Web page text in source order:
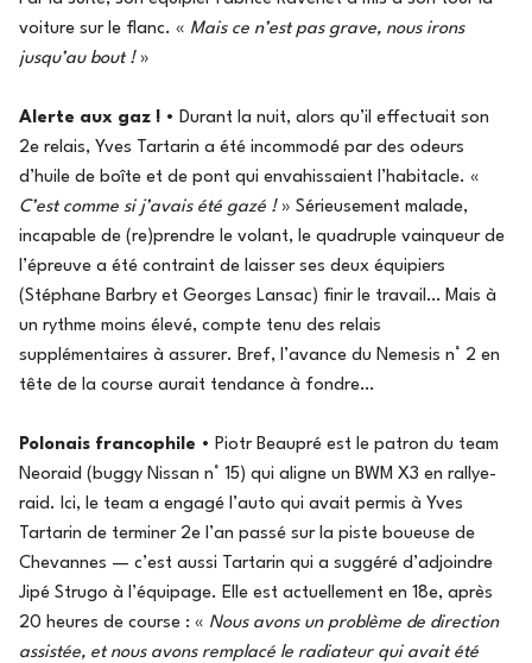
voiture sur le flanc. « Mais ce n’est pas grave, nous irons
jusqu’au bout ! »
Alerte aux gaz ! • Durant la nuit, alors qu’il effectuait son
2e relais, Yves Tartarin a été incommodé par des odeurs
d’huile de boîte et de pont qui envahissaient l’habitacle. «
C’est comme si j’avais été gazé !» Sérieusement malade,
incapable de (re)prendre le volant, le quadruple vainqueur de
l’épreuve a été contraint de laisser ses deux équipiers
(Stéphane Barbry et Georges Lansac) finir le travail… Mais à
un rythme moins élevé, compte tenu des relais
supplémentaires à assurer. Bref, l’avance du Nemesis n° 2 en
tête de la course aurait tendance à fondre…
Polonais francophile • Piotr Beaupré est le patron du team
Neoraid (buggy Nissan n° 15) qui aligne un BWM X3 en rallye-
raid. Ici, le team a engagé l’auto qui avait permis à Yves
Tartarin de terminer 2e l’an passé sur la piste boueuse de
Chevannes — c’est aussi Tartarin qui a suggéré d’adjoindre
Jipé Strugo à l’équipage. Elle est actuellement en 18e, après
20 heures de course : « Nous avons un problème de direction
assistée, et nous avons remplacé le radiateur qui avait été